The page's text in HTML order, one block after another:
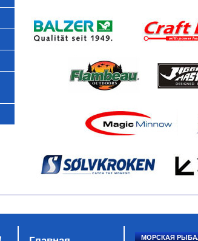
МОРСКАЯ